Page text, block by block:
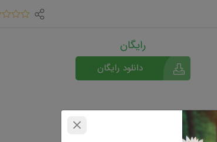
رایگان
دانلود رایگان